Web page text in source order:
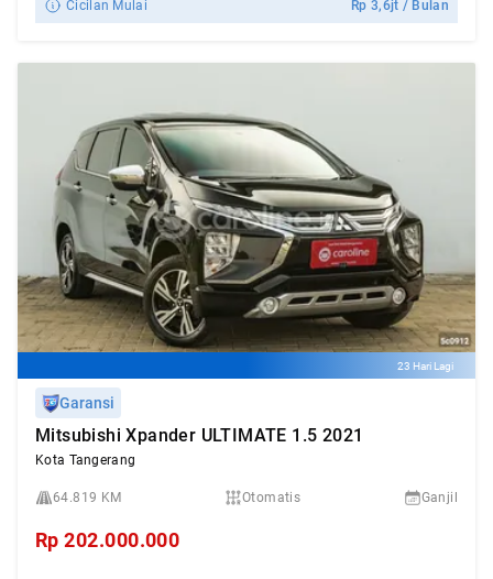
Cicilan Mulai Rp3,6jt / Bulan
23 Hari Lagi
Garansi
Mitsubishi Xpander ULTIMATE 1.5 2021
Kota Tangerang
64.819 KM Otomatis Ganjil
Rp202.000.000